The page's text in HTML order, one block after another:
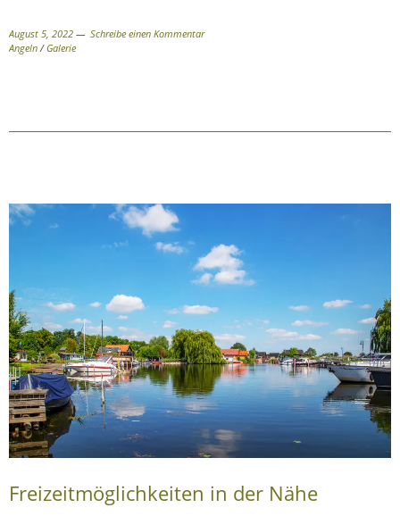
August 5, 2022
Schreibe einen Kommentar
Angeln /Galerie
Freizeitmöglichkeiten in der Nähe